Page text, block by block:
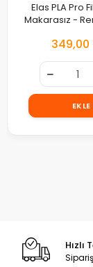
Elas PLA Pro
Makarasız -
349,00
EKLE
Hızlı